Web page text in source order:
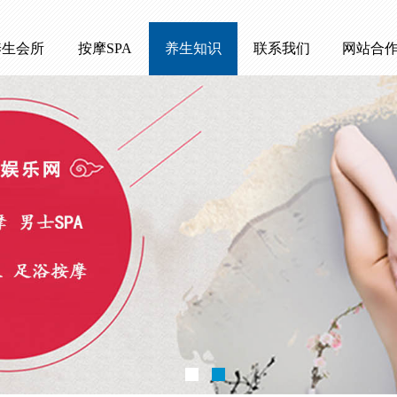
会所 按摩SPA 养生知识 联系我们 网站合